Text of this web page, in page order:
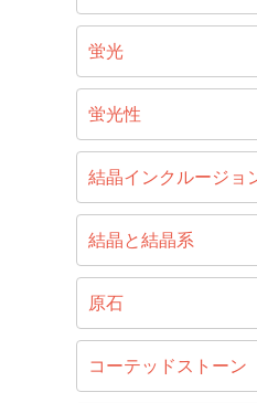
蛍光
蛍光性
結晶インクルージョ
結晶と結晶系
原石
コーテッドストーン